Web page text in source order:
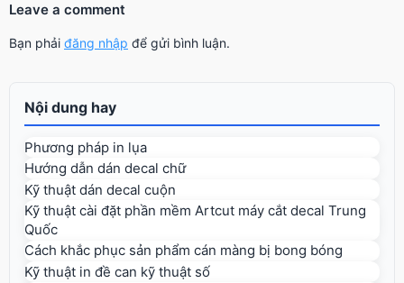
Leave a comment
Bạn phải đăng nhập để gửi bình luận.
Nội dung hay
Phương pháp in lụa
Hướng dẫn dán decal chữ
Kỹ thuật dán decal cuộn
Kỹ thuật cài đặt phần mềm Artcut máy cắt decal Trung
Quốc
Cách khắc phục sản phẩm cán màng bị bong bóng
Kỹ thuật in đề can kỹ thuật số